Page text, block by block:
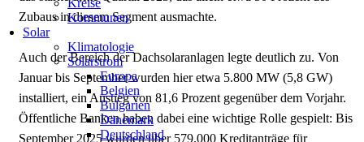
Kreise
Kommunen
Solar
Klimatologie
Solarstrom
Europa
Belgien
Bulgarien
Dänemark
Deutschland
Zubaus in diesem Segment ausmachte.
Auch der Bereich der Dachsolaranlagen legte deutlich zu. Von
Januar bis September wurden hier etwa 5.800 MW (5,8 GW)
installiert, ein Anstieg von 81,6 Prozent gegenüber dem Vorjahr.
Öffentliche Banken haben dabei eine wichtige Rolle gespielt: Bis
September 2025 wurden über 579.000 Kreditanträge für